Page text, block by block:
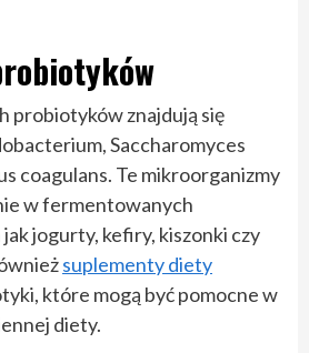
probiotyków znajdują się
Saccharomyces
coagulans. Te mikroorganizmy
w fermentowanych
jogurty, kefiry, kiszonki czy
suplementy diety
które mogą być pomocne w
diety.